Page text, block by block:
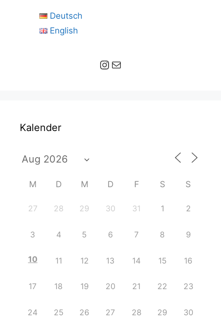
Deutsch
English
Instagram E-Mail
Kalender
M D M D F S S
27 28 29 30 31 1 2
3 4 5 6 7 8 9
10 11 12 13 14 15 16
17 18 19 20 21 22 23
24 25 26 27 28 29 30